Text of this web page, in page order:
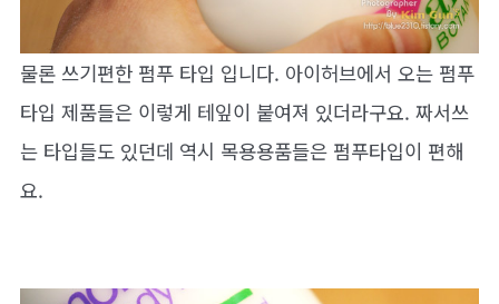
물론 쓰기편한 펌푸 타입 입니다. 아이허브에서 오는 펌푸
타입 제품들은 이렇게 테잎이 붙여져 있더라구요. 짜서쓰
는 타입들도 있던데 역시 목용용품들은 펌푸타입이 편해
요.